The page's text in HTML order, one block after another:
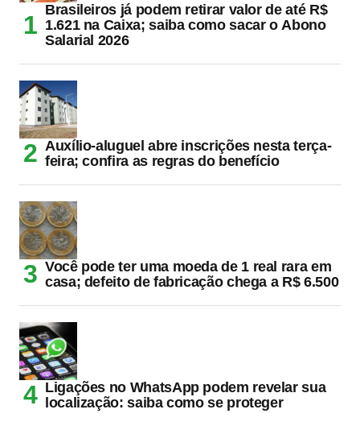
Brasileiros já podem retirar valor de até R$
1.621 na Caixa; saiba como sacar o Abono
Salarial 2026
Auxílio-aluguel abre inscrições nesta terça-
feira; confira as regras do benefício
Você pode ter uma moeda de 1 real rara em
casa; defeito de fabricação chega a R$ 6.500
Ligações no WhatsApp podem revelar sua
localização: saiba como se proteger